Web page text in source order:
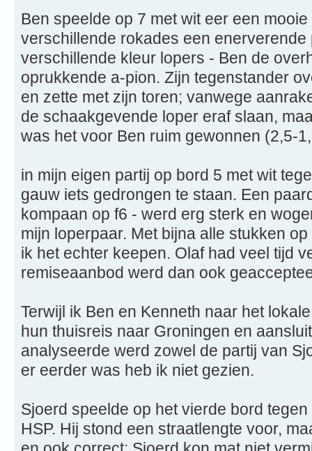
Ben speelde op 7 met wit eer een
verschillende rokades een
verschillende kleur lopers - Ben de
oprukkende a-pion. Zijn tegenstander
en zette met zijn toren; vanwege
de schaakgevende loper eraf slaan,
was het voor Ben ruim gewonnen (2,5-
in mijn eigen partij op bord 5 met wit
gauw iets gedrongen te staan. Een
kompaan op f6 - werd erg sterk en
mijn loperpaar. Met bijna alle stukken
ik het echter keepen. Olaf had veel tijd
remiseaanbod werd dan ook
Terwijl ik Ben en Kenneth naar het
hun thuisreis naar Groningen en
analyseerde werd zowel de partij van
er eerder was heb ik niet gezien.
Sjoerd speelde op het vierde bord
HSP. Hij stond een straatlengte voor,